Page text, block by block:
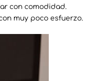
con comodidad.
muy poco esfuerzo.